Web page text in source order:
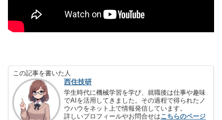
この記事を書いた人
西住技研
学生時代に機械学習を学び、就職後は仕事や趣味
でAIを活用してきました。その過程で得られたノ
ウハウをネット上で情報発信しています。
詳しいプロフィールやお問合せはこちらのページ